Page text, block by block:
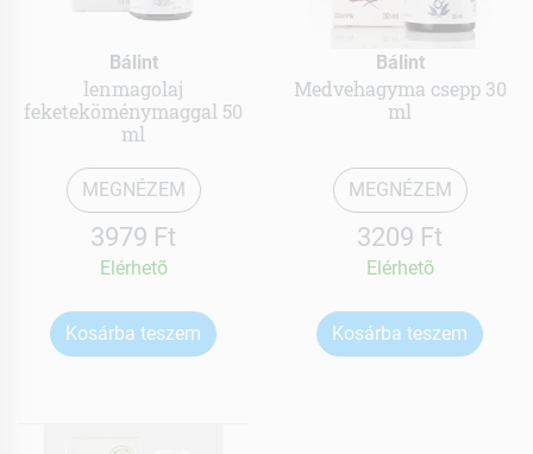
Bálint
lenmagolaj
feketeköménymaggal 50
ml
MEGNÉZEM
3979 Ft
Elérhetõ
Kosárba teszem
Bálint
Medvehagyma csepp 30
ml
MEGNÉZEM
3209 Ft
Elérhetõ
Kosárba teszem